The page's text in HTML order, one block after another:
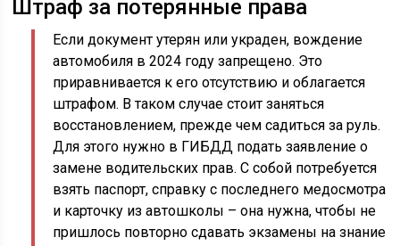
Штраф за потерянные права
Если документ утерян или украден, вождение
автомобиля в 2024 году запрещено. Это
приравнивается к его отсутствию и облагается
штрафом. В таком случае стоит заняться
восстановлением, прежде чем садиться за руль.
Для этого нужно в ГИБДД подать заявление о
замене водительских прав. С собой потребуется
взять паспорт, справку с последнего медосмотра
и карточку из автошколы – она нужна, чтобы не
пришлось повторно сдавать экзамены на знание